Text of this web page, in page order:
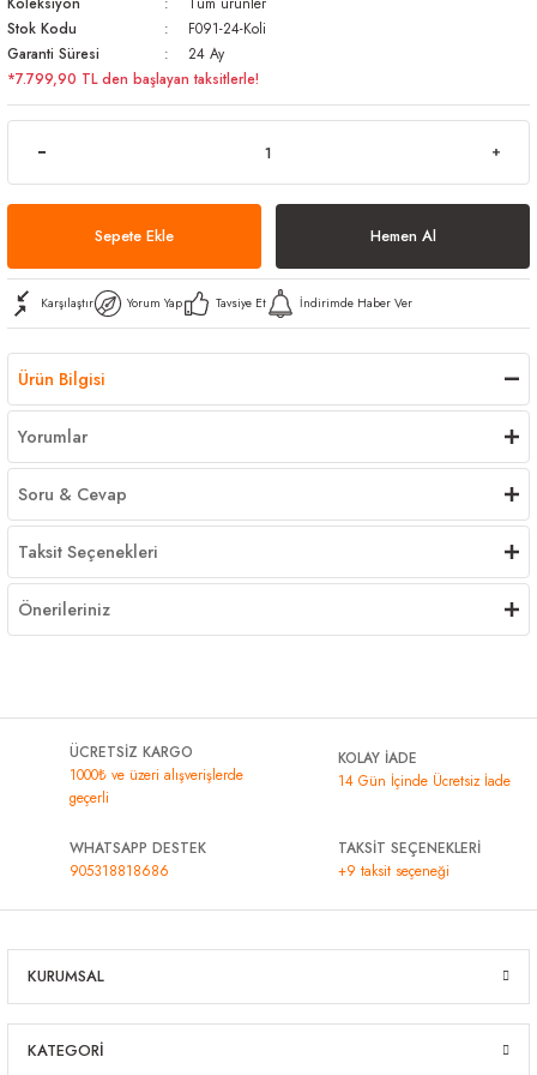
Bezler
Kovalar
Stok Kodu
F091-24-Koli
Garanti Süresi
24 Ay
*7.799,90 TL den başlayan taksitlerle!
Sepete Ekle Hemen Al
Karşılaştır Yorum Yap Tavsiye Et İndirimde Haber Ver
Ürün Bilgisi
Yorumlar
Soru & Cevap
Taksit Seçenekleri
Önerileriniz
ÜCRETSİZ KARGO
1000₺ ve üzeri alışverişlerde
geçerli
KOLAY İADE
14 Gün İçinde Ücretsiz İade
WHATSAPP DESTEK
905318818686
TAKSİT SEÇENEKLERİ
+9 taksit seçeneği
KURUMSAL
KATEGORİ